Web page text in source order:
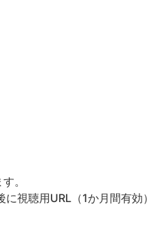
。
視聴用URL（1か月間有効